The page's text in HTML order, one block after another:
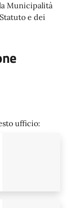
Municipalità
e dei
ufficio: